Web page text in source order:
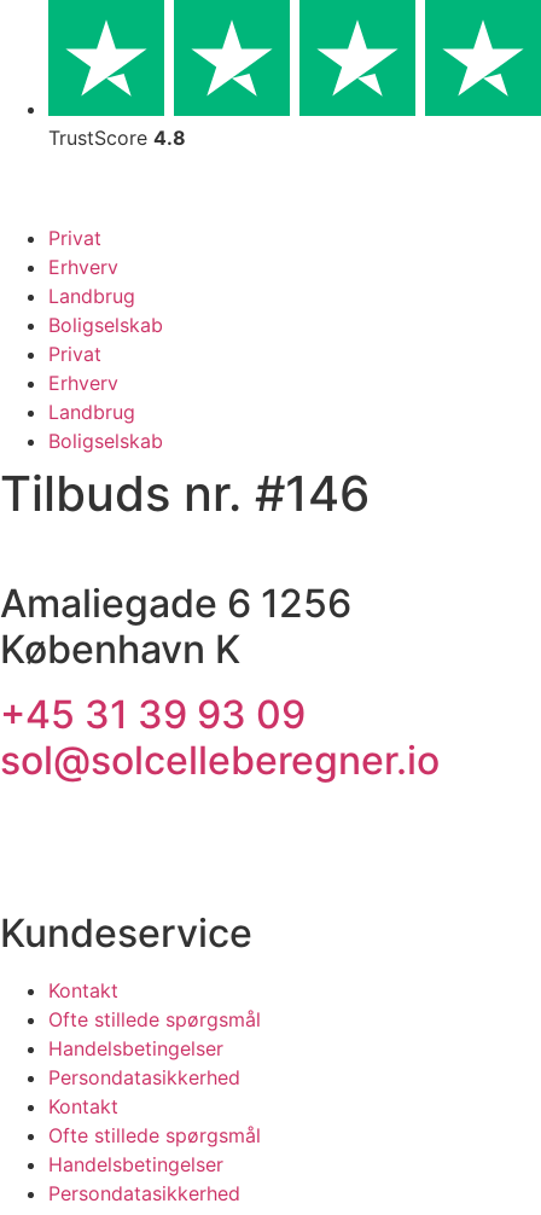
TrustScore 4.8
Privat
Erhverv
Landbrug
Boligselskab
Privat
Erhverv
Landbrug
Boligselskab
Tilbuds nr. #146
Amaliegade 6 1256
København K
+45 31 39 93 09
sol@solcelleberegner.io
Kundeservice
Kontakt
Ofte stillede spørgsmål
Handelsbetingelser
Persondatasikkerhed
Kontakt
Ofte stillede spørgsmål
Handelsbetingelser
Persondatasikkerhed